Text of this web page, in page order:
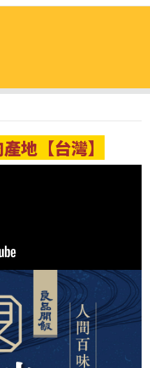
地【台灣】